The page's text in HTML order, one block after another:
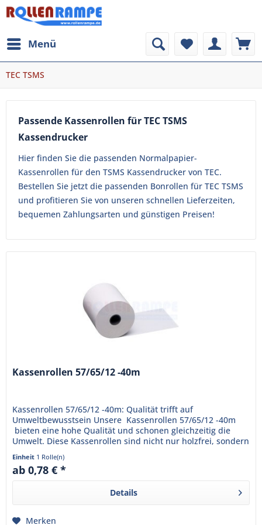
Menü
TEC TSMS
Passende Kassenrollen für TEC TSMS
Kassendrucker
Hier finden Sie die passenden Normalpapier-
Kassenrollen für den TSMS Kassendrucker von TEC.
Bestellen Sie jetzt die passenden Bonrollen für TEC TSMS
und profitieren Sie von unseren schnellen Lieferzeiten,
bequemen Zahlungsarten und günstigen Preisen!
Kassenrollen 57/65/12 -40m
Kassenrollen 57/65/12 -40m: Qualität trifft auf
Umweltbewusstsein Unsere Kassenrollen 57/65/12 -40m
bieten eine hohe Qualität und schonen gleichzeitig die
Umwelt. Diese Kassenrollen sind nicht nur holzfrei, sondern
auch...
Einheit 1 Rolle(n)
ab 0,78 € *
Details
Merken